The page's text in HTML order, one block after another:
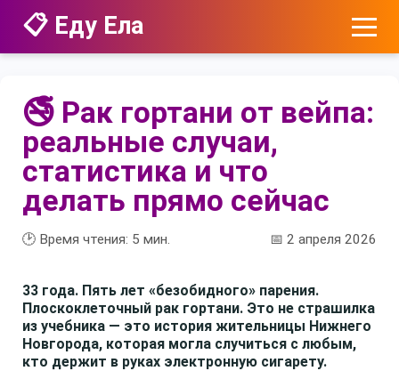
📋 Еду Ела
🚭 Рак гортани от вейпа:
реальные случаи,
статистика и что
делать прямо сейчас
🕑 Время чтения: 5 мин. 📅 2 апреля 2026
33 года. Пять лет «безобидного» парения.
Плоскоклеточный рак гортани. Это не страшилка
из учебника — это история жительницы Нижнего
Новгорода, которая могла случиться с любым,
кто держит в руках электронную сигарету.